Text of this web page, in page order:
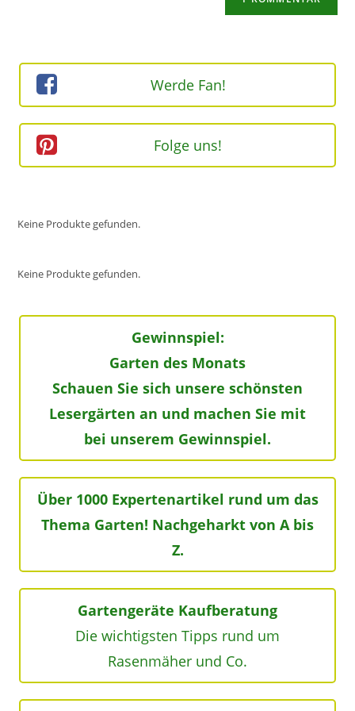
Werde Fan!
Folge uns!
Keine Produkte gefunden.
Keine Produkte gefunden.
Gewinnspiel:
Garten des Monats
Schauen Sie sich unsere schönsten
Lesergärten an und machen Sie mit
bei unserem Gewinnspiel.
Über 1000 Expertenartikel rund um das
Thema Garten! Nachgeharkt von A bis
Z.
Gartengeräte Kaufberatung
Die wichtigsten Tipps rund um
Rasenmäher und Co.